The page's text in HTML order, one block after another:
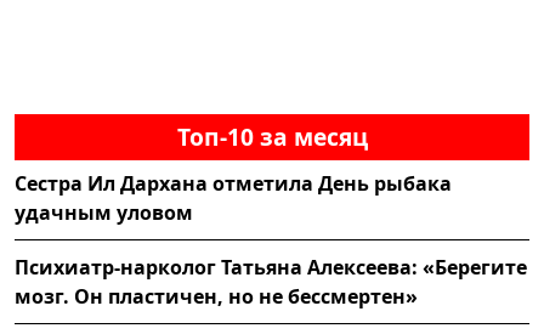
Топ-10 за месяц
Сестра Ил Дархана отметила День рыбака
удачным уловом
Психиатр-нарколог Татьяна Алексеева: «Берегите
мозг. Он пластичен, но не бессмертен»